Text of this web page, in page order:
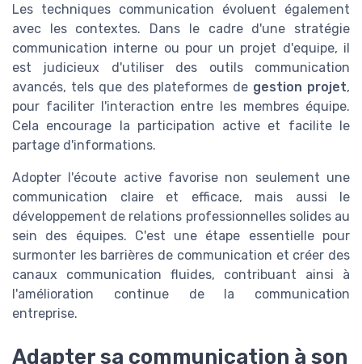
Les techniques communication évoluent également
avec les contextes. Dans le cadre d'une stratégie
communication interne ou pour un projet d'equipe, il
est judicieux d'utiliser des outils communication
avancés, tels que des plateformes de gestion projet,
pour faciliter l'interaction entre les membres équipe.
Cela encourage la participation active et facilite le
partage d'informations.
Adopter l'écoute active favorise non seulement une
communication claire et efficace, mais aussi le
développement de relations professionnelles solides au
sein des équipes. C'est une étape essentielle pour
surmonter les barrières de communication et créer des
canaux communication fluides, contribuant ainsi à
l'amélioration continue de la communication
entreprise.
Adapter sa communication à son